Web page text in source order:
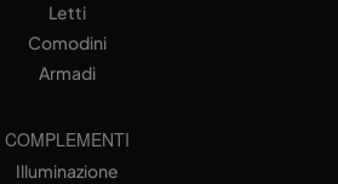
Letti
Comodini
Armadi
COMPLEMENTI
Illuminazione